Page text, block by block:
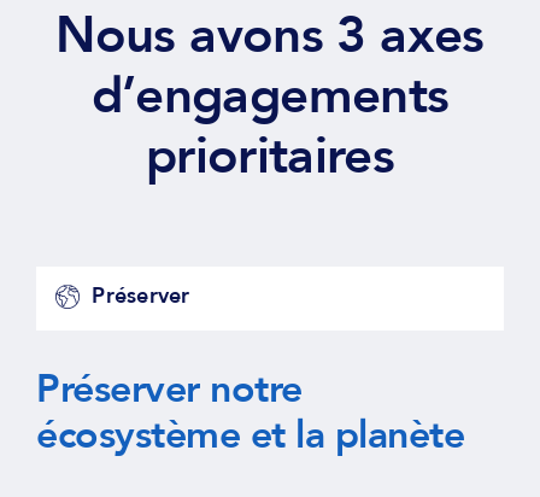
Nous avons 3 axes
d’engagements
prioritaires
Préserver
Préserver notre
écosystème et la planète